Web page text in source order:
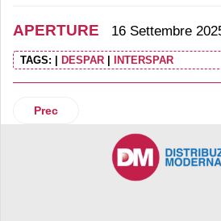
APERTURE 16 Settembre
TAGS: DESPAR INTERSPAR
Articolo precedente: Cia-Conad:
Prec